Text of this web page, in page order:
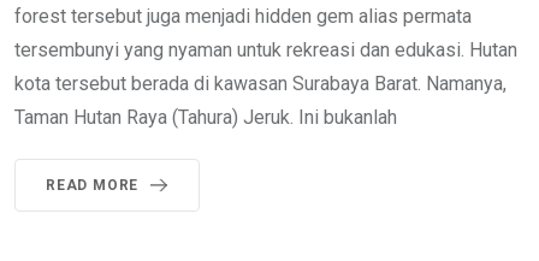
forest tersebut juga menjadi hidden gem alias permata
tersembunyi yang nyaman untuk rekreasi dan edukasi. Hutan
kota tersebut berada di kawasan Surabaya Barat. Namanya,
Taman Hutan Raya (Tahura) Jeruk. Ini bukanlah
READ MORE